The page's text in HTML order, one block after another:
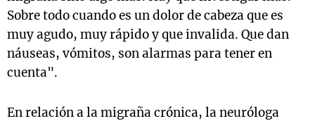
Sobre todo cuando es un dolor de cabeza que es
muy agudo, muy rápido y que invalida. Que dan
náuseas, vómitos, son alarmas para tener en
cuenta".
En relación a la migraña crónica, la neuróloga